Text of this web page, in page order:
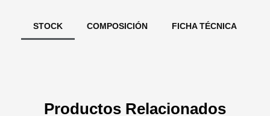
STOCK COMPOSICIÓN FICHA TÉCNICA
Productos Relacionados